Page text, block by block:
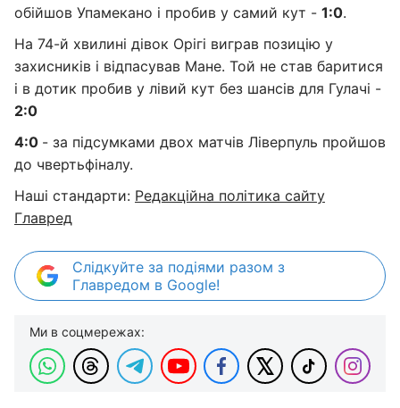
обійшов Упамекано і пробив у самий кут - 1:0.
На 74-й хвилині дівок Орігі виграв позицію у
захисників і відпасував Мане. Той не став баритися
і в дотик пробив у лівий кут без шансів для Гулачі -
2:0
4:0 - за підсумками двох матчів Ліверпуль пройшов
до чвертьфіналу.
Наші стандарти: Редакційна політика сайту
Главред
Слідкуйте за подіями разом з
Главредом в Google!
Ми в соцмережах: